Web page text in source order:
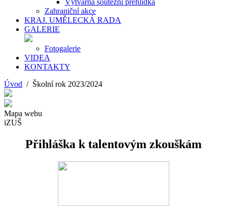
Výtvarná soutěžní přehlídka
Zahraniční akce
KRAJ. UMĚLECKÁ RADA
GALERIE
Fotogalerie
VIDEA
KONTAKTY
Úvod / Školní rok 2023/2024
Mapa webu
iZUŠ
Přihláška k talentovým zkouškám